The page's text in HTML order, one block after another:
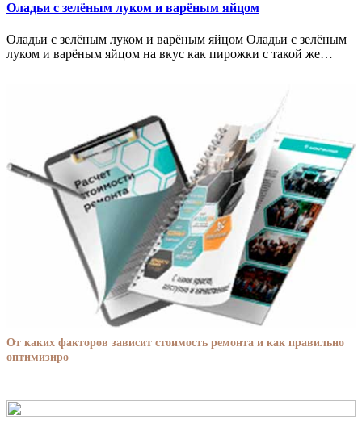
Оладьи с зелёным луком и варёным яйцом
Оладьи с зелёным луком и варёным яйцом Оладьи с зелёным
луком и варёным яйцом на вкус как пирожки с такой же…
От каких факторов зависит стоимость ремонта и как правильно
оптимизиро